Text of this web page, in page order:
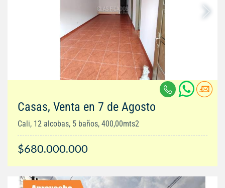
Casas, Venta en 7 de Agosto
Cali, 12 alcobas, 5 baños, 400,00mts2
$680.000.000